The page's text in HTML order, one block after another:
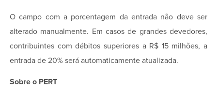
O campo com a porcentagem da entrada não deve ser
alterado manualmente. Em casos de grandes devedores,
contribuintes com débitos superiores a R$ 15 milhões, a
entrada de 20% será automaticamente atualizada.
Sobre o PERT